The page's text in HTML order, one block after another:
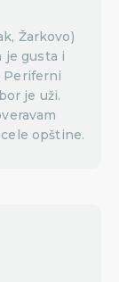
Žarkovo)
je gusta i
Periferni
je uži.
opštine.